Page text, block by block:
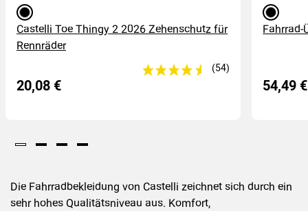
schwarz
Castelli Toe Thingy 2 2026 Zehenschutz für
Rennräder
20,08 €
schwarz
Fahrrad-
54,49 €
Die Fahrradbekleidung von Castelli zeichnet sich durch ein
sehr hohes Qualitätsniveau aus. Komfort,